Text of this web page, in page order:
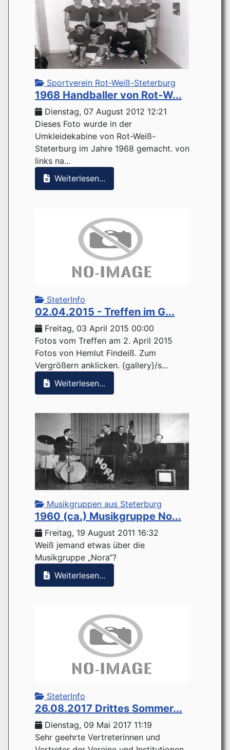
Sportverein Rot-Weiß-Steterburg
1968 Handballer von Rot-W...
Dienstag, 07 August 2012 12:21
Dieses Foto wurde in der
Umkleidekabine von Rot-Weiß-
Steterburg im Jahre 1968 gemacht. von
links na...
Weiterlesen...
SteterInfo
02.04.2015 - Treffen im G...
Freitag, 03 April 2015 00:00
Fotos vom Treffen am 2. April 2015
Fotos von Hemlut Findeiß. Zum
Vergrößern anklicken. {gallery}/s...
Weiterlesen...
Musikgruppen aus Steterburg
1960 (ca.) Musikgruppe No...
Freitag, 19 August 2011 16:32
Weiß jemand etwas über die
Musikgruppe „Nora“?
Weiterlesen...
SteterInfo
26.08.2017 Drittes Sommer...
Dienstag, 09 Mai 2017 11:19
Sehr geehrte Vertreterinnen und